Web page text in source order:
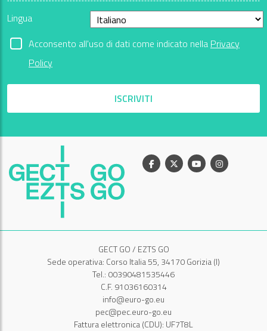
Lingua
Acconsento all'uso di dati come indicato nella Privacy
Policy
ISCRIVITI
Facebook
X YoutubeInstagram
GECT GO / EZTS GO
Sede operativa: Corso Italia 55, 34170 Gorizia (I)
Tel.: 00390481535446
C.F. 91036160314
info@euro-go.eu
pec@pec.euro-go.eu
Fattura elettronica (CDU): UF7T8L